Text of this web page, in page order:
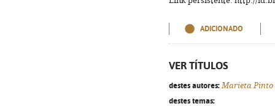
ADICIONADO
VER TÍTULOS
destes autores: Marieta Pinto
destes temas: